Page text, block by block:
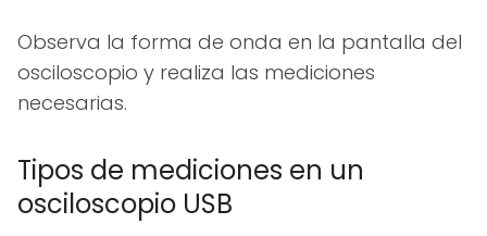
Observa la forma de onda en la pantalla del
osciloscopio y realiza las mediciones
necesarias.
Tipos de mediciones en un
osciloscopio USB